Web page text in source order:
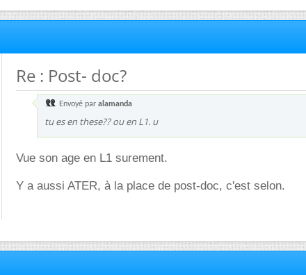
Re : Post- doc?
Envoyé par alamanda
tu es en these?? ou en L1. u
Vue son age en L1 surement.
Y a aussi ATER, à la place de post-doc, c'est selon.